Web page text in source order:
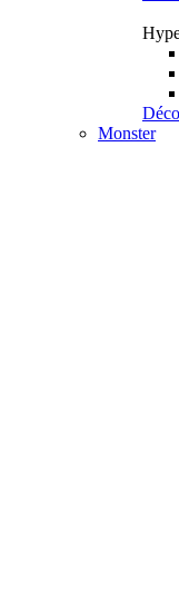
Monster